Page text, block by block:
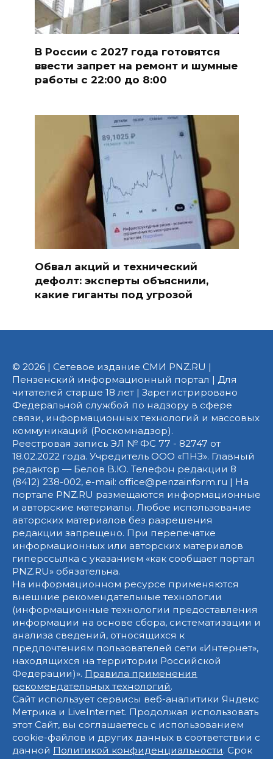
В России с 2027 года готовятся
ввести запрет на ремонт и шумные
работы с 22:00 до 8:00
Обвал акций и технический
дефолт: эксперты объяснили,
какие гиганты под угрозой
© 2026 | Сетевое издание СМИ PNZ.RU |
Пензенский информационный портал | Для
читателей старше 18 лет | Зарегистрировано
Федеральной службой по надзору в сфере
связи, информационных технологий и массовых
коммуникаций (Роскомнадзор).
Реестровая запись ЭЛ № ФС 77 - 82747 от
18.02.2022 года. Учредитель ООО «ПНЗ». Главный
редактор — Белов В.Ю. Телефон редакции 8
(8412) 238-002, e-mail: office@penzainform.ru | На
портале PNZ.RU размещаются информационные
и авторские материалы. Любое использование
авторских материалов без разрешения
редакции запрещено. При перепечатке
информационных или авторских материалов
гиперссылка с указанием «как сообщает портал
PNZ.RU» обязательна.
На информационном ресурсе применяются
внешние рекомендательные технологии
(информационные технологии предоставления
информации на основе сбора, систематизации и
анализа сведений, относящихся к
предпочтениям пользователей сети «Интернет»,
находящихся на территории Российской
Федерации)». Правила применения
рекомендательных технологий.
Сайт использует сервисы веб-аналитики Яндекс
Метрика и LiveInternet. Продолжая использовать
этот Сайт, вы соглашаетесь с использованием
cookie-файлов и других данных в соответствии с
данной Политикой конфиденциальности. Срок